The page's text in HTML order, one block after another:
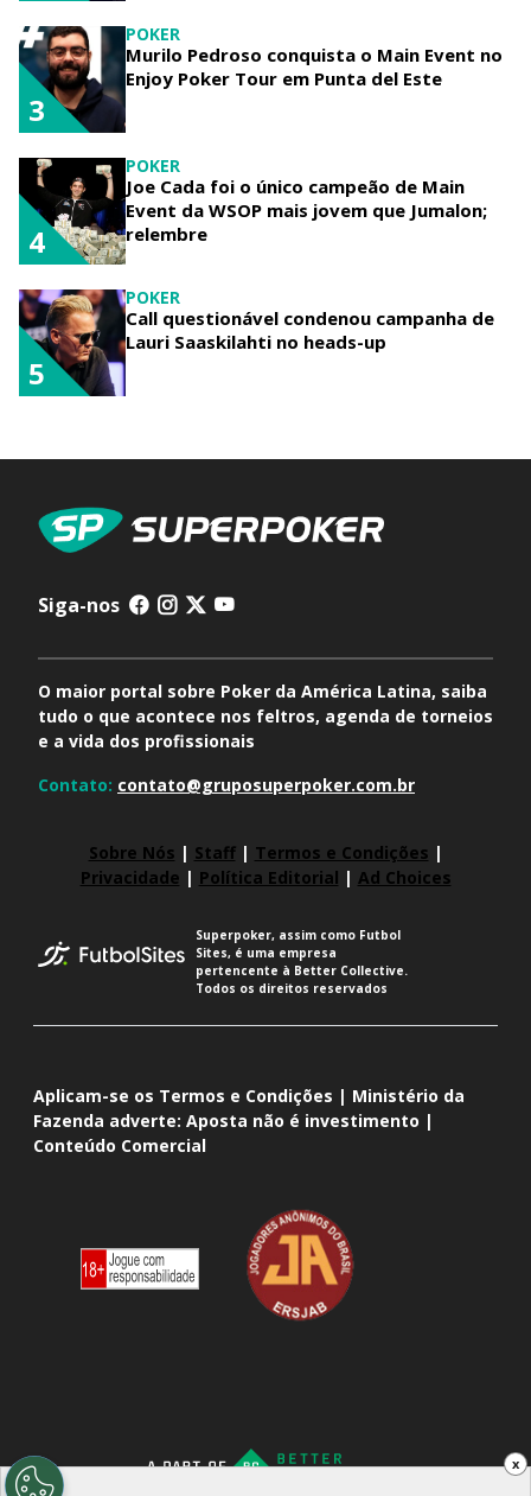
POKER
Murilo Pedroso conquista o Main Event no
Enjoy Poker Tour em Punta del Este
3
POKER
Joe Cada foi o único campeão de Main
Event da WSOP mais jovem que Jumalon;
relembre
4
POKER
Call questionável condenou campanha de
Lauri Saaskilahti no heads-up
5
x
Siga-nos
O maior portal sobre Poker da América Latina, saiba
tudo o que acontece nos feltros, agenda de torneios
e a vida dos profissionais
Contato: contato@gruposuperpoker.com.br
Sobre Nós | Staff| Termos e Condições |
Privacidade | Política Editorial | Ad Choices
Superpoker, assim como Futbol
Sites, é uma empresa
pertencente à Better Collective.
Todos os direitos reservados
Aplicam-se os Termos e Condições | Ministério da
Fazenda adverte: Aposta não é investimento |
Conteúdo Comercial